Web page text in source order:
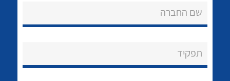
שאלות ותשובות
שם החברה
תפקיד